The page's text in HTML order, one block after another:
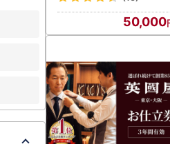
50,000